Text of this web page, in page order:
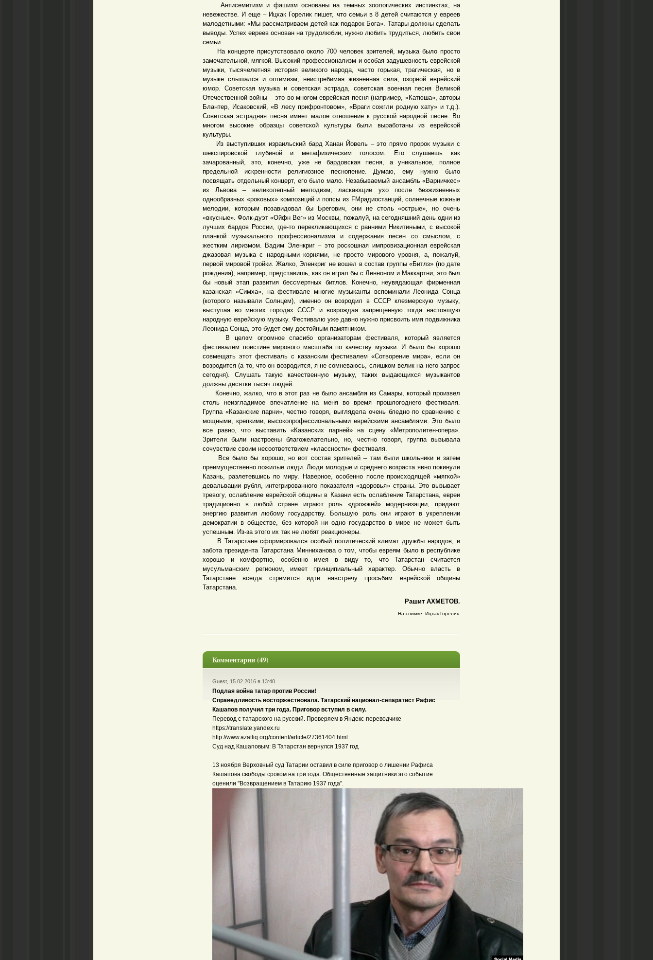
Антисемитизм и фашизм основаны на темных зоологических инстинктах, на
невежестве. И еще – Ицхак Горелик пишет, что семьи в 8 детей считаются у евреев
малодетными: «Мы рассматриваем детей как подарок Бога». Татары должны сделать
выводы. Успех евреев основан на трудолюбии, нужно любить трудиться, любить свои
семьи.
На концерте присутствовало около 700 человек зрителей, музыка было просто
замечательной, мягкой. Высокий профессионализм и особая задушевность еврейской
музыки, тысячелетняя история великого народа, часто горькая, трагическая, но в
музыке слышался и оптимизм, неистребимая жизненная сила, озорной еврейский
юмор. Советская музыка и советская эстрада, советская военная песня Великой
Отечественной войны – это во многом еврейская песня (например, «Катюша», авторы
Блантер, Исаковский, «В лесу прифронтовом», «Враги сожгли родную хату» и т.д.).
Советская эстрадная песня имеет малое отношение к русской народной песне. Во
многом высокие образцы советской культуры были выработаны из еврейской
культуры.
Из выступивших израильский бард Ханан Йовель – это прямо пророк музыки с
шекспировской глубиной и метафизическим голосом. Его слушаешь как
зачарованный, это, конечно, уже не бардовская песня, а уникальное, полное
предельной искренности религиозное песнопение. Думаю, ему нужно было
посвящать отдельный концерт, его было мало. Незабываемый ансамбль «Варничкес»
из Львова – великолепный мелодизм, ласкающие ухо после безжизненных
однообразных «роковых» композиций и попсы из FMрадиостанций, солнечные южные
мелодии, которым позавидовал бы Брегович, они не столь «острые», но очень
«вкусные». Фолк-дуэт «Ойфн Вег» из Москвы, пожалуй, на сегодняшний день одни из
лучших бардов России, где-то перекликающихся с ранними Никитиными, с высокой
планкой музыкального профессионализма и содержания песен со смыслом, с
жестким лиризмом. Вадим Эленкриг – это роскошная импровизационная еврейская
джазовая музыка с народными корнями, не просто мирового уровня, а, пожалуй,
первой мировой тройки. Жалко, Эленкриг не вошел в состав группы «Битлз» (по дате
рождения), например, представишь, как он играл бы с Ленноном и Маккартни, это был
бы новый этап развития бессмертных битлов. Конечно, неувядающая фирменная
казанская «Симха», на фестивале многие музыканты вспоминали Леонида Сонца
(которого называли Солнцем), именно он возродил в СССР клезмерскую музыку,
выступая во многих городах СССР и возрождая запрещенную тогда настоящую
народную еврейскую музыку. Фестивалю уже давно нужно присвоить имя подвижника
Леонида Сонца, это будет ему достойным памятником.
В целом огромное спасибо организаторам фестиваля, который является
фестивалем поистине мирового масштаба по качеству музыки. И было бы хорошо
совмещать этот фестиваль с казанским фестивалем «Сотворение мира», если он
возродится (а то, что он возродится, я не сомневаюсь, слишком велик на него запрос
сегодня). Слушать такую качественную музыку, таких выдающихся музыкантов
должны десятки тысяч людей.
Конечно, жалко, что в этот раз не было ансамбля из Самары, который произвел
столь неизгладимое впечатление на меня во время прошлогоднего фестиваля.
Группа «Казанские парни», честно говоря, выглядела очень бледно по сравнению с
мощными, крепкими, высокопрофессиональными еврейскими ансамблями. Это было
все равно, что выставить «Казанских парней» на сцену «Метрополитен-опера».
Зрители были настроены благожелательно, но, честно говоря, группа вызывала
сочувствие своим несоответствием «классности» фестиваля.
Все было бы хорошо, но вот состав зрителей – там были школьники и затем
преимущественно пожилые люди. Люди молодые и среднего возраста явно покинули
Казань, разлетевшись по миру. Наверное, особенно после происходящей «мягкой»
девальвации рубля, интегрированного показателя «здоровья» страны. Это вызывает
тревогу, ослабление еврейской общины в Казани есть ослабление Татарстана, евреи
традиционно в любой стране играют роль «дрожжей» модернизации, придают
энергию развития любому государству. Большую роль они играют в укреплении
демократии в обществе, без которой ни одно государство в мире не может быть
успешным. Из-за этого их так не любят реакционеры.
В Татарстане сформировался особый политический климат дружбы народов, и
забота президента Татарстана Минниханова о том, чтобы евреям было в республике
хорошо и комфортно, особенно имея в виду то, что Татарстан считается
мусульманским регионом, имеет принципиальный характер. Обычно власть в
Татарстане всегда стремится идти навстречу просьбам еврейской общины
Татарстана.
Рашит АХМЕТОВ.
На снимке: Ицхак Горелик.
Комментарии (49)
Guest, 15.02.2016 в 13:40
Подлая война татар против России!
Справедливость восторжествовала. Татарский национал-сепаратист Рафис
Кашапов получил три года. Приговор вступил в силу.
Перевод с татарского на русский. Проверяем в Яндекс-переводчике
https://translate.yandex.ru
http://www.azatliq.org/content/article/27361404.html
Суд над Кашаповым: В Татарстан вернулся 1937 год
13 ноября Верховный суд Татарии оставил в силе приговор о лишении Рафиса
Кашапова свободы сроком на три года. Общественные защитники это событие
оценили "Возвращением в Татарию 1937 года".